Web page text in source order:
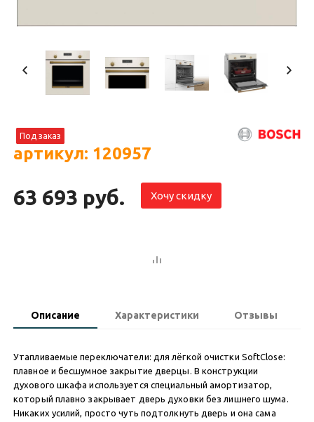
Под заказ
артикул: 120957
63 693 руб. Хочу скидку
Описание Характеристики Отзывы
Утапливаемые переключатели: для лёгкой очистки SoftClose:
плавное и бесшумное закрытие дверцы. В конструкции
духового шкафа используется специальный амортизатор,
который плавно закрывает дверь духовки без лишнего шума.
Никаких усилий, просто чуть подтолкнуть дверь и она сама